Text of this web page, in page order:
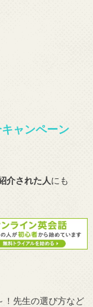
ャンペーン
介された人にも
！先生の選び方など